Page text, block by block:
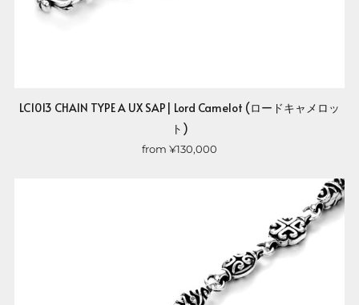
LC1013 CHAIN TYPE A UX SAP| Lord Camelot (ロードキャメロッ
ト)
from ¥130,000